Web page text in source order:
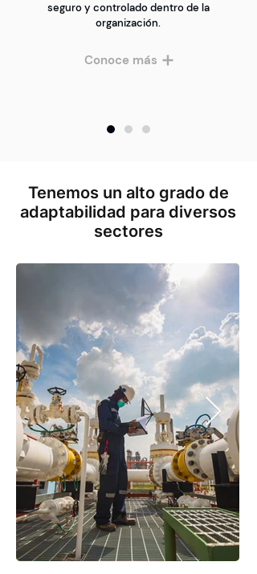
seguro y controlado dentro de la
organización.
Conoce más
Tenemos un alto grado de
adaptabilidad para diversos
sectores